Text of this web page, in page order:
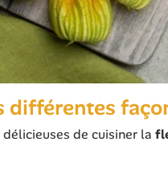
différentes
de cuisiner la